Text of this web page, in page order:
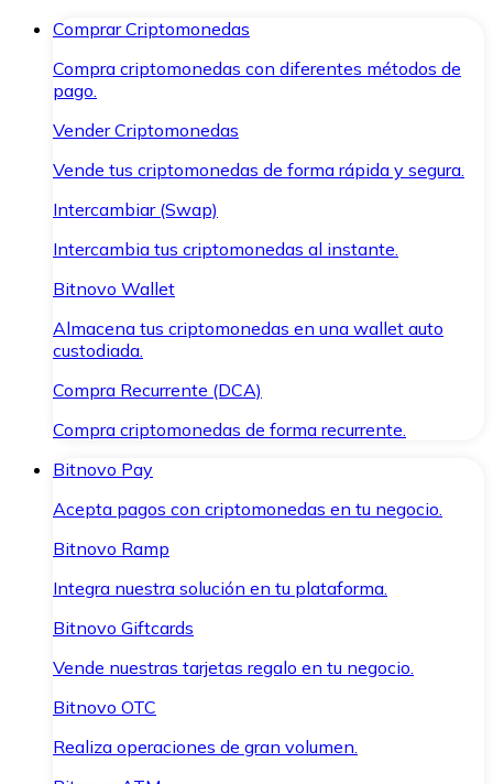
Comprar Criptomonedas
Compra criptomonedas con diferentes métodos de
pago.
Vender Criptomonedas
Vende tus criptomonedas de forma rápida y segura.
Intercambiar (Swap)
Intercambia tus criptomonedas al instante.
Bitnovo Wallet
Almacena tus criptomonedas en una wallet auto
custodiada.
Compra Recurrente (DCA)
Compra criptomonedas de forma recurrente.
Bitnovo Pay
Acepta pagos con criptomonedas en tu negocio.
Bitnovo Ramp
Integra nuestra solución en tu plataforma.
Bitnovo Giftcards
Vende nuestras tarjetas regalo en tu negocio.
Bitnovo OTC
Realiza operaciones de gran volumen.